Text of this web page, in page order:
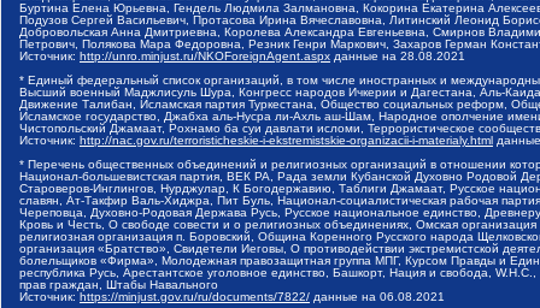
Буртина Елена Юрьевна, Гендель Людмила Залмановна, Кокорина Екатерина
Подузов Сергей Васильевич, Протасова Ирина Вячеславовна, Литинский Леонид
Добровольская Анна Дмитриевна, Королева Александра Евгеньевна, Смирнов
Петрович, Полякова Мара Федоровна, Резник Генри Маркович, Захаров Герман
Источник: http://unro.minjust.ru/NKOForeignAgent.aspx данные на 28.08.2021
* Единый федеральный список организаций, в том числе иностранных и
Высший военный Маджлисуль Шура, Конгресс народов Ичкерии и Дагестана, Аль-
Движение Талибан, Исламская партия Туркестана, Общество социальных реформ,
Исламское государство, Джабха аль-Нусра ли-Ахль аш-Шам, Народное ополчение
Чистопольский Джамаат, Рохнамо ба суи давлати исломи, Террористическое
Источник: http://nac.gov.ru/terroristicheskie-i-ekstremistskie-organizacii-i-materialy.html
* Перечень общественных объединений и религиозных организаций в отношении
Национал-большевистская партия, ВЕК РА, Рада земли Кубанской Духовно Родовой
Староверов-Инглингов, Нурджулар, К Богодержавию, Таблиги Джамаат, Русское
славян, Ат-Такфир Валь-Хиджра, Пит Буль, Национал-социалистическая рабочая
Череповца, Духовно-Родовая Держава Русь, Русское национальное единство,
Кровь и Честь, О свободе совести и о религиозных объединениях, Омская
религиозная организация п. Боровский, Община Коренного Русского народа
организация «Братство», Свидетели Иеговы, О противодействии экстремистской
болельщиков «Фирма», Молодежная правозащитная группа МПГ, Курсом Правды и
республика Русь, Арестантское уголовное единство, Башкорт, Нация и свобода,
прав граждан, Штабы Навального
Источник: https://minjust.gov.ru/ru/documents/7822/ данные на 06.08.2021